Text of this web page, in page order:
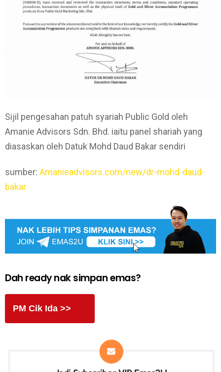
Sijil pengesahan patuh syariah Public Gold oleh
Amanie Advisors Sdn. Bhd. iaitu panel shariah yang
diasaskan oleh Datuk Mohd Daud Bakar sendiri
sumber: Amanieadvisors.com/new/dr-mohd-daud-
bakar
Dah ready nak simpan emas?
PM Cik Ida >>